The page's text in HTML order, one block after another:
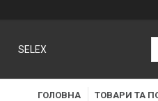
SELEX
ГОЛОВНА ТОВАРИ ТА